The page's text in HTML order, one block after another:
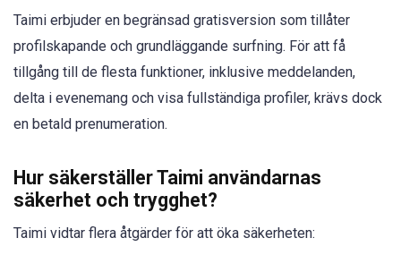
Taimi erbjuder en begränsad gratisversion som tillåter
profilskapande och grundläggande surfning. För att få
tillgång till de flesta funktioner, inklusive meddelanden,
delta i evenemang och visa fullständiga profiler, krävs dock
en betald prenumeration.
Hur säkerställer Taimi användarnas
säkerhet och trygghet?
Taimi vidtar flera åtgärder för att öka säkerheten: